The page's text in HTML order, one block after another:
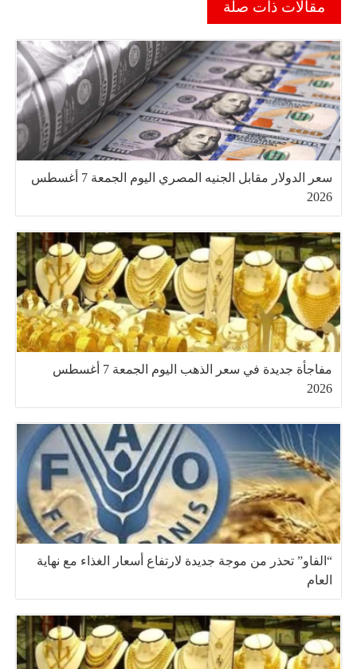
مقالات ذات صلة
سعر الدولار مقابل الجنيه المصري اليوم الجمعة 7 أغسطس
2026
مفاجأة جديدة في سعر الذهب اليوم الجمعة 7 أغسطس
2026
“الفاو” تحذر من موجة جديدة لارتفاع أسعار الغذاء مع نهاية
العام